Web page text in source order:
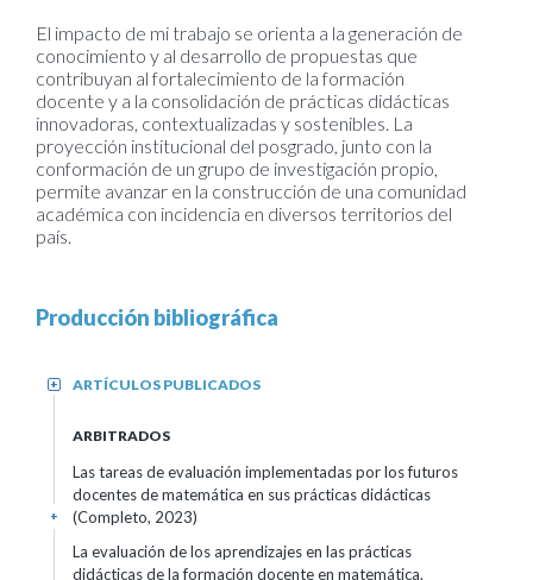
El impacto de mi trabajo se orienta a la generación de
conocimiento y al desarrollo de propuestas que
contribuyan al fortalecimiento de la formación
docente y a la consolidación de prácticas didácticas
innovadoras, contextualizadas y sostenibles. La
proyección institucional del posgrado, junto con la
conformación de un grupo de investigación propio,
permite avanzar en la construcción de una comunidad
académica con incidencia en diversos territorios del
país.
Producción bibliográfica
ARTÍCULOS PUBLICADOS
+
ARBITRADOS
Las tareas de evaluación implementadas por los futuros
docentes de matemática en sus prácticas didácticas
(Completo, 2023)
+
La evaluación de los aprendizajes en las prácticas
didácticas de la formación docente en matemática.